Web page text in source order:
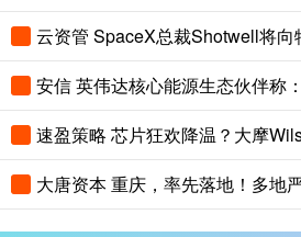
安信 英伟达核心能源生态伙伴称
大唐资本 重庆，率先落地！多地